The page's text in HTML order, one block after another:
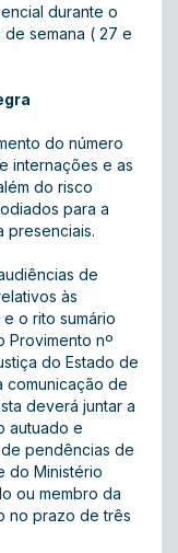
durante o
semana ( 27 e
do número
internações e as
do risco
para a
presenciais.
de
às
o rito sumário
Provimento nº
do Estado de
comunicação de
deverá juntar a
autuado e
pendências de
do Ministério
ou membro da
no prazo de três